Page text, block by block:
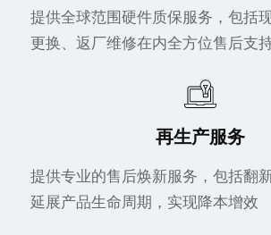
提供全球范围硬件质保服务，包括
更换、返厂维修在内全方位售后支
再生产服务
提供专业的售后焕新服务，包括翻
延展产品生命周期，实现降本增效